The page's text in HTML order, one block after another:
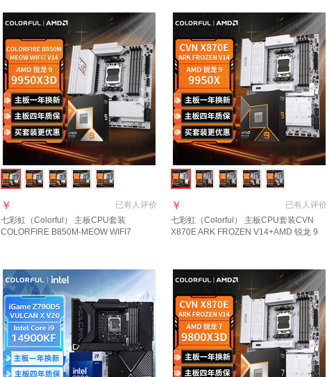
已有人评价
￥
七彩虹（Colorful） 主板CPU套装
COLORFIRE B850M-MEOW WIFI7
已有人评价
￥
七彩虹（Colorful） 主板CPU套装CVN
X870E ARK FROZEN V14+AMD 锐龙 9